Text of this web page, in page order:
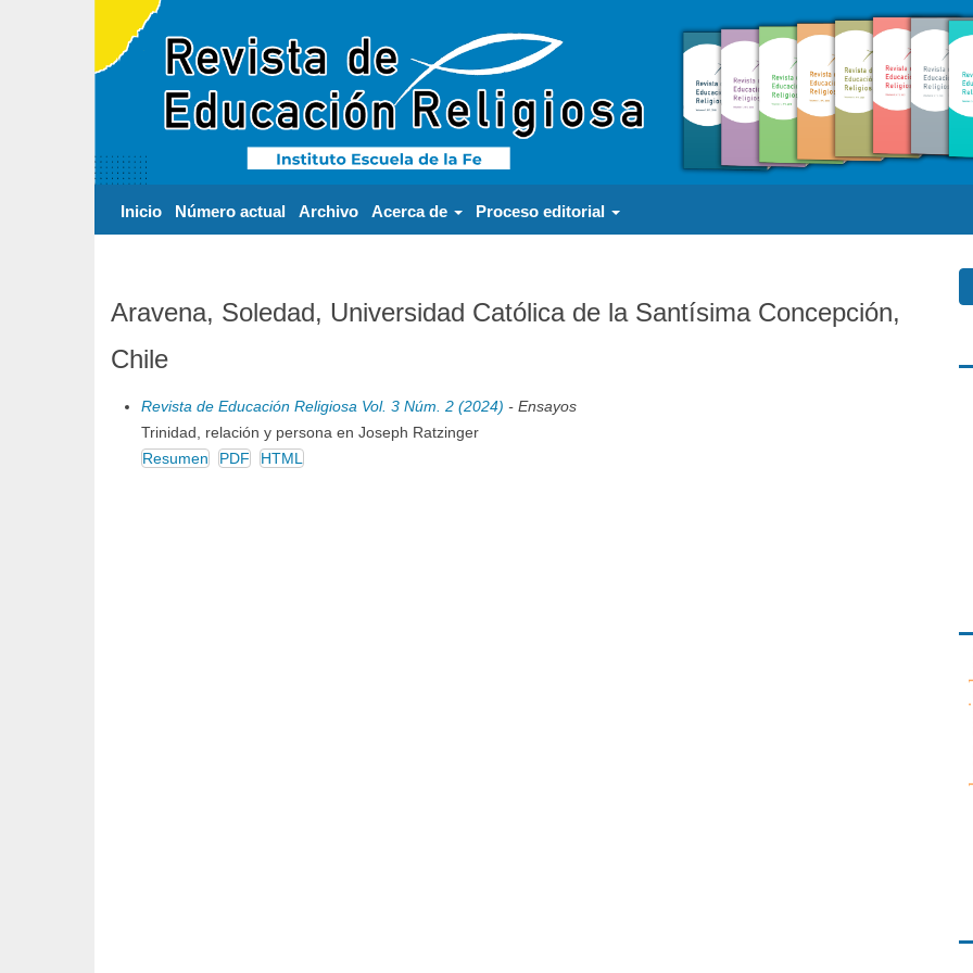
Inicio Número actual Archivo Acerca de Proceso editorial
Aravena, Soledad, Universidad Católica de la Santísima Concepción,
Chile
Revista de Educación Religiosa Vol. 3 Núm. 2 (2024) - Ensayos
Trinidad, relación y persona en Joseph Ratzinger
Resumen
PDF HTML